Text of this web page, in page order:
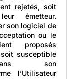
rejetés, soit
émetteur.
son logiciel de
ou le
proposés
soit susceptible
son
l’Utilisateur